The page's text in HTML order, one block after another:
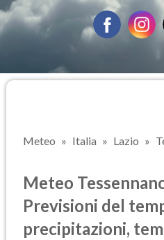
Meteo Italia Lazio
Meteo
Previsioni del
precipitazioni,